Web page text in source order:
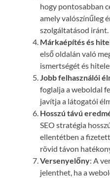
hogy pontosabban
amely valószínűleg
szolgáltatásod iránt.
Márkaépítés és
első oldalán való
ismertségét és
Jobb felhasználói
foglalja a weboldal
javítja a látogatói
Hosszú távú
SEO stratégia
ellentétben a
rövid távon
Versenyelőny: A
jelenthet, ha a